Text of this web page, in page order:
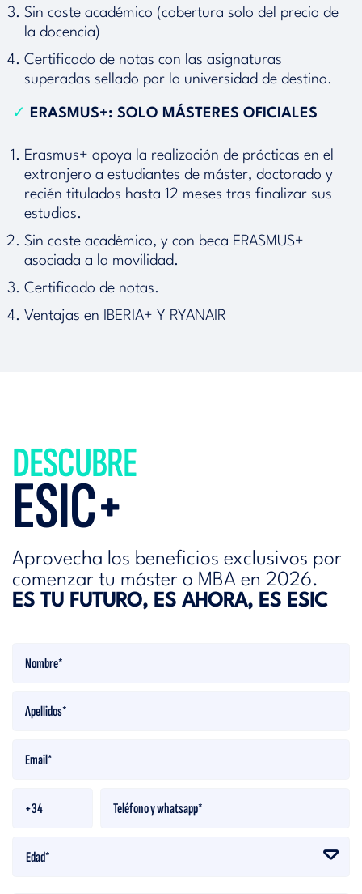
Sin coste académico (cobertura solo del precio de
la docencia)
Certificado de notas con las asignaturas
superadas sellado por la universidad de destino.
✓ ERASMUS+: SOLO MÁSTERES OFICIALES
Erasmus+ apoya la realización de prácticas en el
extranjero a estudiantes de máster, doctorado y
recién titulados hasta 12 meses tras finalizar sus
estudios.
Sin coste académico, y con beca ERASMUS+
asociada a la movilidad.
Certificado de notas.
Ventajas en IBERIA+ Y RYANAIR
DESCUBRE
ESIC+
Aprovecha los beneficios exclusivos por
comenzar tu máster o MBA en 2026.
ES TU FUTURO, ES AHORA, ES ESIC